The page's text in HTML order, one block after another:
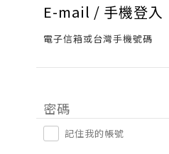
E-mail / 手機登入
電子信箱或台灣手機號碼
密碼
記住我的帳號